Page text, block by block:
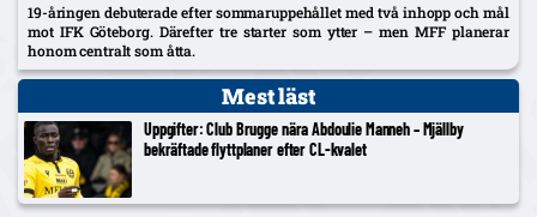
19-åringen debuterade efter sommaruppehållet med två inhopp och mål
mot IFK Göteborg. Därefter tre starter som ytter – men MFF planerar
honom centralt som åtta.
Mest läst
Uppgifter: Club Brugge nära Abdoulie Manneh – Mjällby
bekräftade flyttplaner efter CL-kvalet